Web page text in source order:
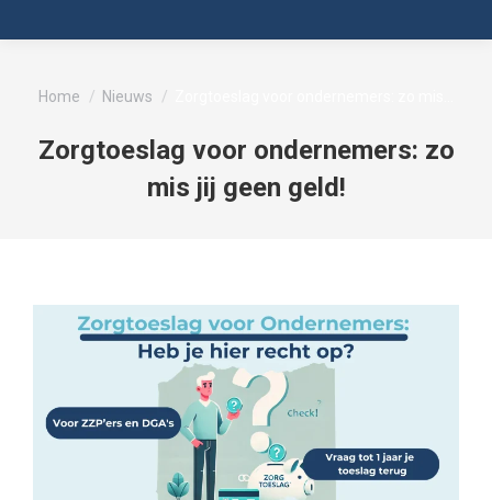
Zorgtoeslag voor ondernemers: zo
mis jij geen geld!
Je bent hier:
Home Nieuws